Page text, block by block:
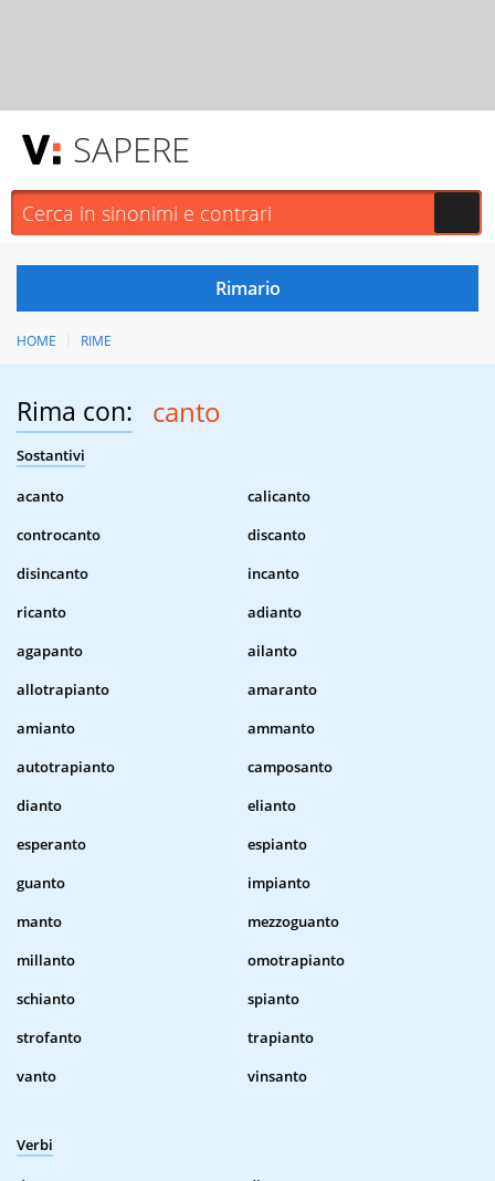
SAPERE
HOME RIME
Rima con: canto
Sostantivi
acanto
calicanto
controcanto
discanto
disincanto
incanto
ricanto
adianto
agapanto
ailanto
allotrapianto
amaranto
amianto
ammanto
autotrapianto
camposanto
dianto
elianto
esperanto
espianto
guanto
impianto
manto
mezzoguanto
millanto
omotrapianto
schianto
spianto
strofanto
trapianto
vanto
vinsanto
Verbi